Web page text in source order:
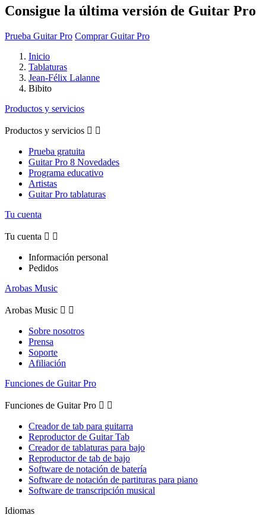
Consigue la última versión de Guitar Pro
Prueba Guitar Pro Comprar Guitar Pro
Inicio
Tablaturas
Jean-Félix Lalanne
Bibito
Productos y servicios
Productos y servicios  
Prueba gratuita
Guitar Pro 8 Novedades
Programa educativo
Artistas
Guitar Pro tablaturas
Tu cuenta
Tu cuenta  
Información personal
Pedidos
Arobas Music
Arobas Music  
Sobre nosotros
Prensa
Soporte
Afiliación
Funciones de Guitar Pro
Funciones de Guitar Pro  
Creador de tab para guitarra
Reproductor de Guitar Tab
Creador de tablaturas para bajo
Reproductor de tab de bajo
Software de notación de batería
Software de notación de partituras para piano
Software de transcripción musical
Idiomas